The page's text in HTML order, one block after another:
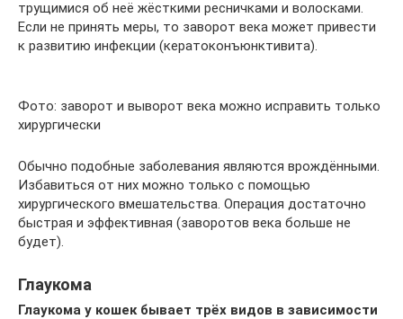
трущимися об неё жёсткими ресничками и волосками.
Если не принять меры, то заворот века может привести
к развитию инфекции (кератоконъюнктивита).
Фото: заворот и выворот века можно исправить только
хирургически
Обычно подобные заболевания являются врождёнными.
Избавиться от них можно только с помощью
хирургического вмешательства. Операция достаточно
быстрая и эффективная (заворотов века больше не
будет).
Глаукома
Глаукома у кошек бывает трёх видов в зависимости